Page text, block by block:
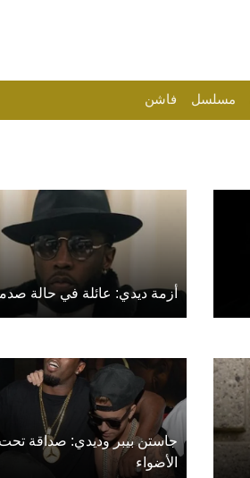
مسلسل فاشن
أزمة ديدي: عائلة في حالة
جاستن بيبر وديدي: صداقة
الأضواء